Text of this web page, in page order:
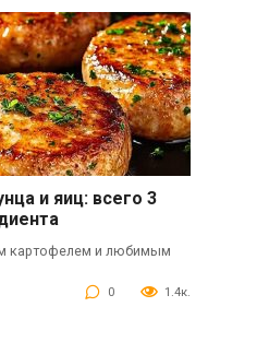
и яиц: всего 3
картофелем и любимым
0 1.4к.